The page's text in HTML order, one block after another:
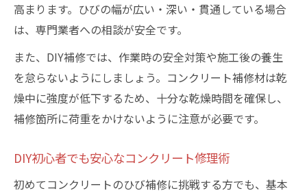
高まります。ひびの幅が広い・深い・貫通している場合
は、専門業者への相談が安全です。
また、DIY補修では、作業時の安全対策や施工後の養生
を怠らないようにしましょう。コンクリート補修材は乾
燥中に強度が低下するため、十分な乾燥時間を確保し、
補修箇所に荷重をかけないように注意が必要です。
DIY初心者でも安心なコンクリート修理術
初めてコンクリートのひび補修に挑戦する方でも、基本